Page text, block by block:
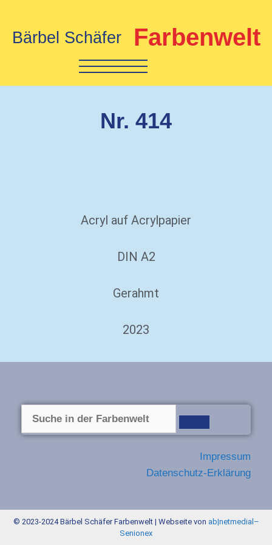
Bärbel Schäfer Farbenwelt
Nr. 414
Acryl auf Acrylpapier
DIN A2
Gerahmt
2023
Impressum
Datenschutz-Erklärung
© 2023-2024 Bärbel Schäfer Farbenwelt | Webseite von ab|netmedial –
Senionex